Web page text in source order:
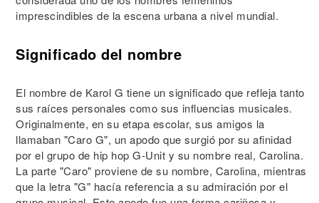
imprescindibles de la escena urbana a nivel mundial.
Significado del nombre
El nombre de Karol G tiene un significado que refleja tanto
sus raíces personales como sus influencias musicales.
Originalmente, en su etapa escolar, sus amigos la
llamaban "Caro G", un apodo que surgió por su afinidad
por el grupo de hip hop G-Unit y su nombre real, Carolina.
La parte "Caro" proviene de su nombre, Carolina, mientras
que la letra "G" hacía referencia a su admiración por el